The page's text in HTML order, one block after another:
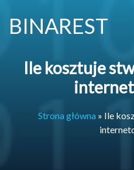
BINAREST
Ile kosztuje
Strona główna » Ile